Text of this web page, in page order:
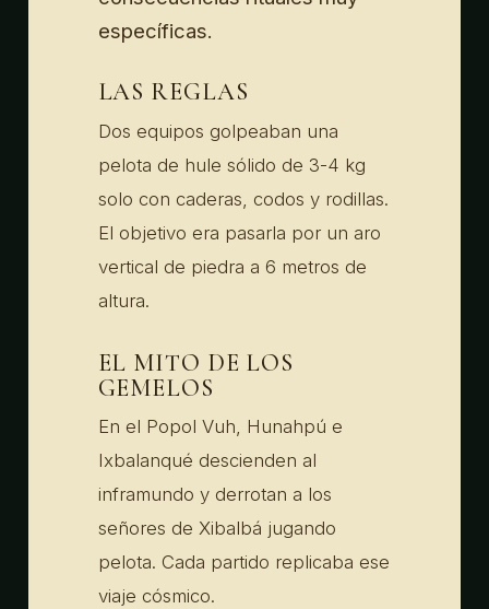
específicas.
LAS REGLAS
Dos equipos golpeaban una
pelota de hule sólido de 3-4 kg
solo con caderas, codos y rodillas.
El objetivo era pasarla por un aro
vertical de piedra a 6 metros de
altura.
EL MITO DE LOS
GEMELOS
En el Popol Vuh, Hunahpú e
Ixbalanqué descienden al
inframundo y derrotan a los
señores de Xibalbá jugando
pelota. Cada partido replicaba ese
viaje cósmico.